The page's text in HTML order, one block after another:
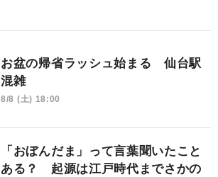
お盆の帰省ラッシュ始まる 仙台駅
混雑
8/8 (土) 18:00
「おぼんだま」って言葉聞いたこと
ある？ 起源は江戸時代までさかの